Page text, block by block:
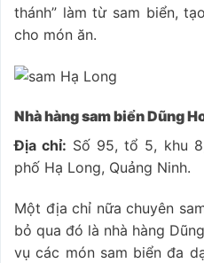
thánh” làm từ sam biển,
cho món ăn.
Nhà hàng sam biển Dũng
Địa chỉ: Số 95, tổ 5, khu
phố Hạ Long, Quảng Ninh.
Một địa chỉ nữa chuyên
bỏ qua đó là nhà hàng
vụ các món sam biển đa